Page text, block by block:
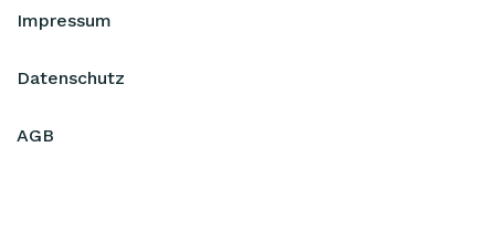
Impressum
Datenschutz
AGB